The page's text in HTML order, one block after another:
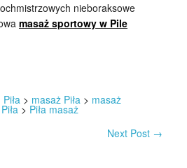
nieboraksowe
masaż sportowy w Pile
> masaż Piła > masaż
> Piła masaż
Next Post →